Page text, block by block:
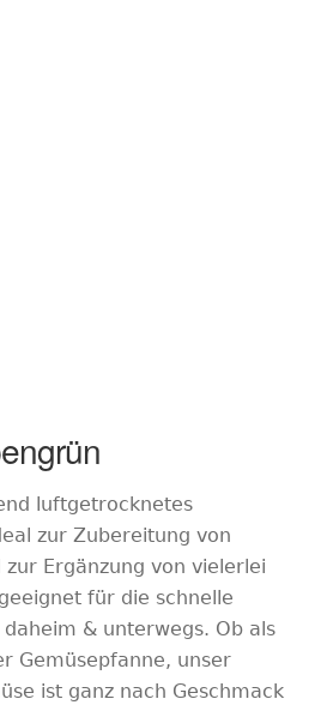
luftgetrocknetes
zur Zubereitung von
Ergänzung von vielerlei
für die schnelle
& unterwegs. Ob als
Gemüsepfanne, unser
ist ganz nach Geschmack